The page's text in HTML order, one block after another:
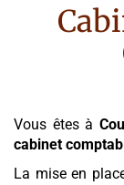
Vous êtes à
cabinet
La mise en